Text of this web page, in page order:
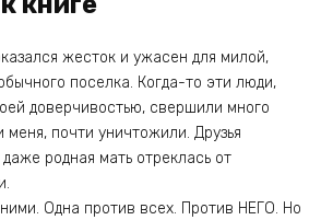
жесток и ужасен для милой,
поселка. Когда-то эти люди,
доверчивостью, свершили много
меня, почти уничтожили. Друзья
родная мать отреклась от
Одна против всех. Против НЕГО. Но